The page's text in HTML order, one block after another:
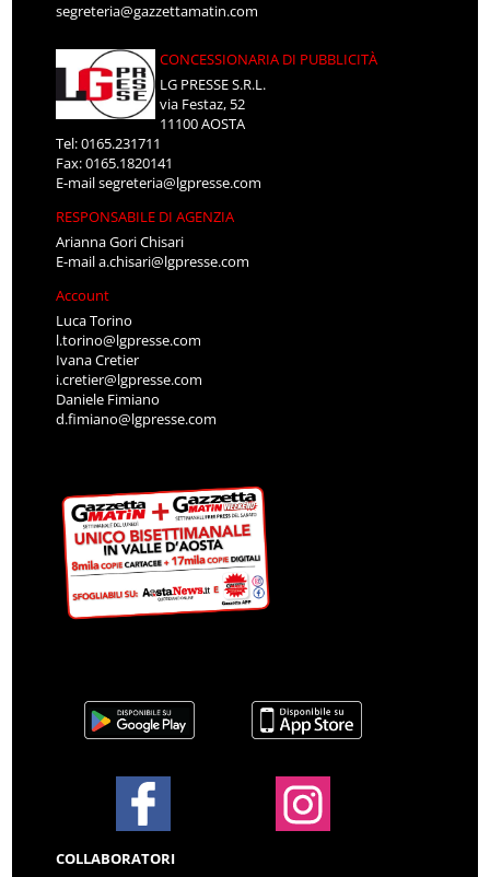
segreteria@gazzettamatin.com
CONCESSIONARIA DI PUBBLICITÀ
LG PRESSE S.R.L.
via Festaz, 52
11100 AOSTA
Tel: 0165.231711
Fax: 0165.1820141
E-mailsegreteria@lgpresse.com
RESPONSABILE DI AGENZIA
Arianna Gori Chisari
E-maila.chisari@lgpresse.com
Account
Luca Torino
l.torino@lgpresse.com
Ivana Cretier
i.cretier@lgpresse.com
Daniele Fimiano
d.fimiano@lgpresse.com
COLLABORATORI